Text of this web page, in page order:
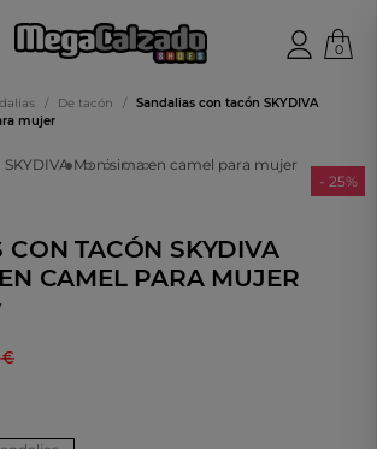
online
0
/ De tacón /
Sandalias con tacón SKYDIVA
mujer
- 25%
CON TACÓN SKYDIVA
CAMEL PARA MUJER
€